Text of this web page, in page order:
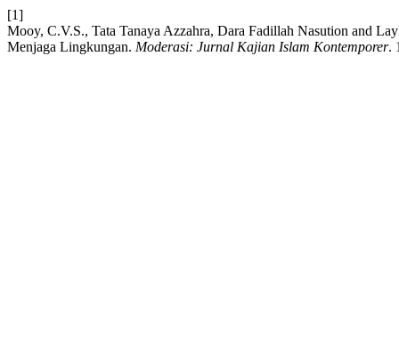
[1]
Mooy, C.V.S., Tata Tanaya Azzahra, Dara Fadillah Nasution and
Menjaga Lingkungan. Moderasi: Jurnal Kajian Islam Kontemporer.